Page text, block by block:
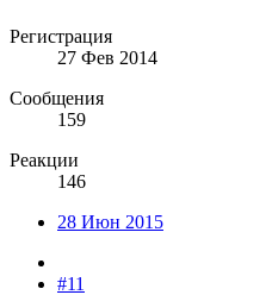
Регистрация
27 Фев 2014
Сообщения
159
Реакции
146
28 Июн 2015
#11